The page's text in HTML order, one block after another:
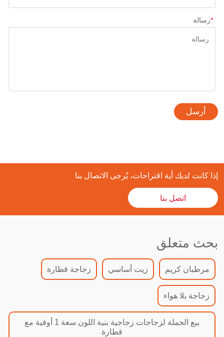
*رسالة
أرسل
إذا كانت لديك أية اقتراحات، يُرجى الاتصال بنا
اتصل بنا
بحث متعلق
مرطبان كريم زيت أساسي زجاجة قطارة
زجاجة بلا هواء
بيع الجملة لزجاجات زجاجية بنية اللون سعة 1 أوقية مع
قطارة